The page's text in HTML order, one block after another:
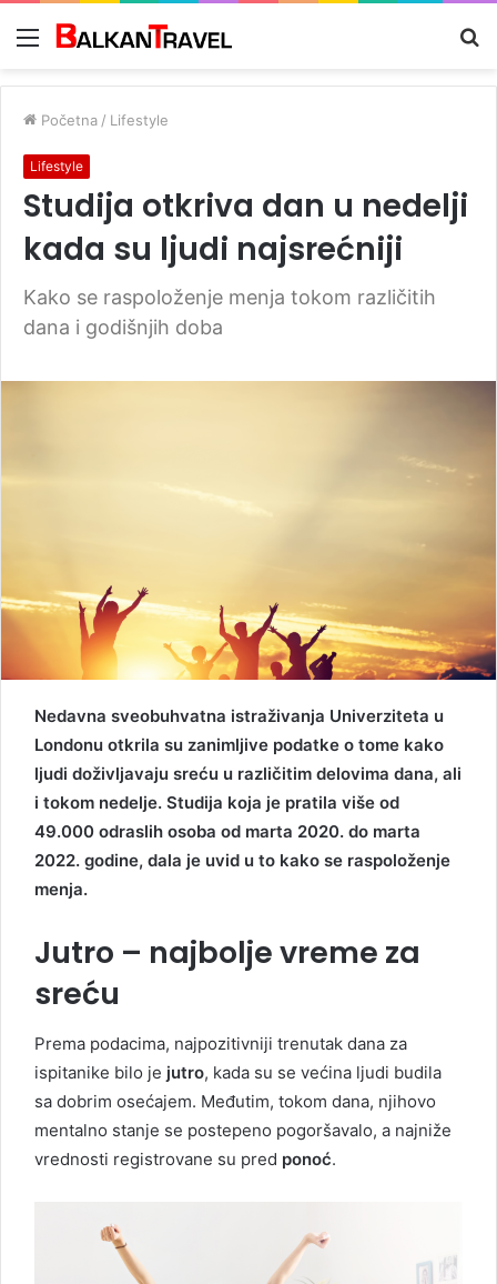
Meni
Početna / Lifestyle
Lifestyle
Studija otkriva dan u nedelji
kada su ljudi najsrećniji
Kako se raspoloženje menja tokom različitih
dana i godišnjih doba
Nedavna sveobuhvatna istraživanja Univerziteta u
Londonu otkrila su zanimljive podatke o tome kako
ljudi doživljavaju sreću u različitim delovima dana, ali
i tokom nedelje. Studija koja je pratila više od
49.000 odraslih osoba od marta 2020. do marta
2022. godine, dala je uvid u to kako se raspoloženje
menja.
Jutro – najbolje vreme za
sreću
Prema podacima, najpozitivniji trenutak dana za
ispitanike bilo je jutro, kada su se većina ljudi budila
sa dobrim osećajem. Međutim, tokom dana, njihovo
mentalno stanje se postepeno pogoršavalo, a najniže
vrednosti registrovane su pred ponoć.